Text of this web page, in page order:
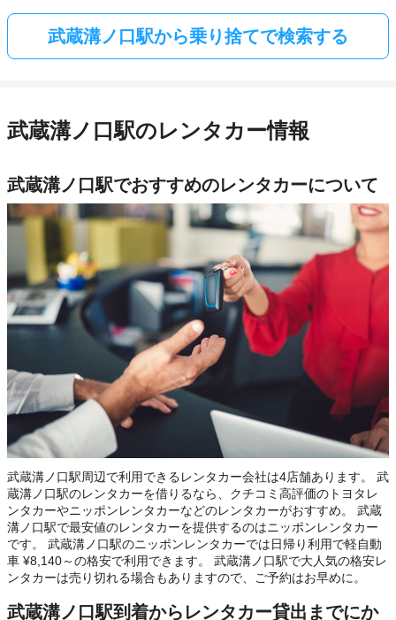
武蔵溝ノ口駅から乗り捨てで検索する
武蔵溝ノ口駅のレンタカー情報
武蔵溝ノ口駅でおすすめのレンタカーについて
武蔵溝ノ口駅周辺で利用できるレンタカー会社は4店舗あります。 武
蔵溝ノ口駅のレンタカーを借りるなら、クチコミ高評価のトヨタレ
ンタカーやニッポンレンタカーなどのレンタカーがおすすめ。 武蔵
溝ノ口駅で最安値のレンタカーを提供するのはニッポンレンタカー
です。 武蔵溝ノ口駅のニッポンレンタカーでは日帰り利用で軽自動
車 ¥8,140～の格安で利用できます。 武蔵溝ノ口駅で大人気の格安レ
ンタカーは売り切れる場合もありますので、ご予約はお早めに。
武蔵溝ノ口駅到着からレンタカー貸出までにか